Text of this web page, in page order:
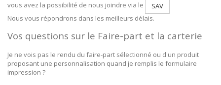
vous avez la possibilité de nous joindre via le
SAV
Nous vous répondrons dans les meilleurs délais.
Vos questions sur le Faire-part et la carterie
Je ne vois pas le rendu du faire-part sélectionné ou d'un produit
proposant une personnalisation quand je remplis le formulaire
impression ?